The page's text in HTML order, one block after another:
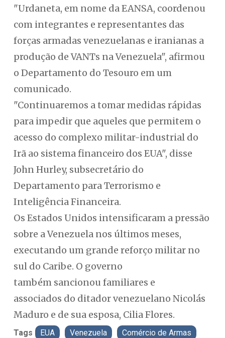
"Urdaneta, em nome da EANSA, coordenou
com integrantes e representantes das
forças armadas venezuelanas e iranianas a
produção de VANTs na Venezuela", afirmou
o Departamento do Tesouro em um
comunicado.
"Continuaremos a tomar medidas rápidas
para impedir que aqueles que permitem o
acesso do complexo militar-industrial do
Irã ao sistema financeiro dos EUA", disse
John Hurley, subsecretário do
Departamento para Terrorismo e
Inteligência Financeira.
Os Estados Unidos intensificaram a pressão
sobre a Venezuela nos últimos meses,
executando um grande reforço militar no
sul do Caribe. O governo
também sancionou familiares e
associados do ditador venezuelano Nicolás
Maduro e de sua esposa, Cilia Flores.
Tags EUA Venezuela Comércio de Armas